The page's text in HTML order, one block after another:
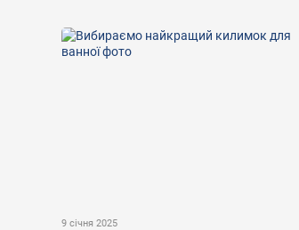
9 січня 2025